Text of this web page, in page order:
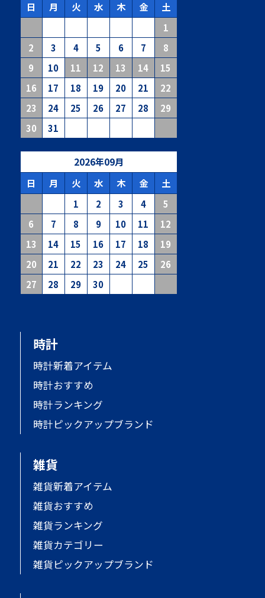
日
月 火 水 木 金 土
1
2
3 4 5 6 7
8
9
10 11 12 13 14
15
16
17 18 19 20 21
22
23
24 25 26 27 28
29
30
31
2026年09月
日
月 火 水 木 金 土
1 2 3 4
5
6
7 8 9 10 11
12
13
14 15 16 17 18
19
20
21 22 23 24 25
26
27
28 29 30
時計
時計新着アイテム
時計おすすめ
時計ランキング
時計ピックアップブランド
雑貨
雑貨新着アイテム
雑貨おすすめ
雑貨ランキング
雑貨カテゴリー
雑貨ピックアップブランド